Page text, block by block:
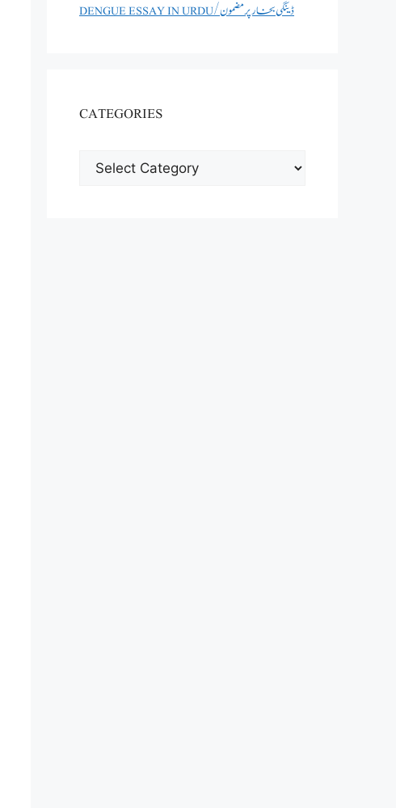
DENGUE ESSAY IN URDU/ڈینگی بخار پر مضمون
CATEGORIES
CATEGORIES